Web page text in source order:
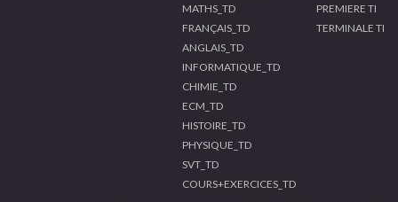
MATHS_TD
FRANÇAIS_TD
ANGLAIS_TD
INFORMATIQUE_TD
CHIMIE_TD
ECM_TD
HISTOIRE_TD
PHYSIQUE_TD
SVT_TD
COURS+EXERCICES_TD
PREMIERE TI
TERMINALE TI